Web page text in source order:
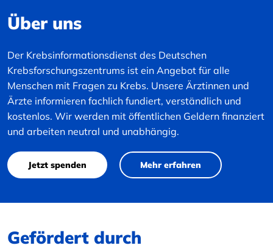
Über uns
Der Krebsinformationsdienst des Deutschen
Krebsforschungszentrums ist ein Angebot für alle
Menschen mit Fragen zu Krebs. Unsere Ärztinnen und
Ärzte informieren fachlich fundiert, verständlich und
kostenlos. Wir werden mit öffentlichen Geldern finanziert
und arbeiten neutral und unabhängig.
Jetzt spenden Mehr erfahren
Gefördert durch